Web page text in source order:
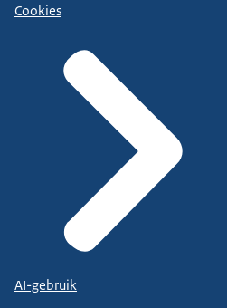
Cookies
AI-gebruik